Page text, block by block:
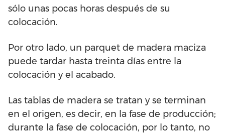
sólo unas pocas horas después de su
colocación.
Por otro lado, un parquet de madera maciza
puede tardar hasta treinta días entre la
colocación y el acabado.
Las tablas de madera se tratan y se terminan
en el origen, es decir, en la fase de producción;
durante la fase de colocación, por lo tanto, no